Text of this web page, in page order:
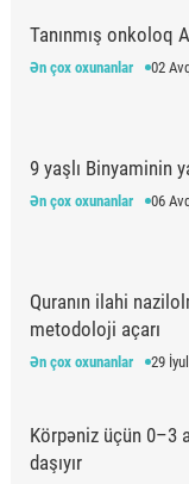
Tanınmış onkoloq
Ən çox oxunanlar 02
9 yaşlı Binyaminin
Ən çox oxunanlar 06
Quranın ilahi
metodoloji açarı
Ən çox oxunanlar 29
Körpəniz üçün 0–3
daşıyır